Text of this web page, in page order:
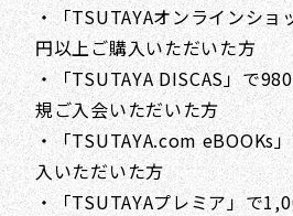
・「TSUTAYAオンラインシ
円以上ご購入いただいた方
・「TSUTAYA DISCAS」で
規ご入会いただいた方
・「TSUTAYA.com eBOOKs
入いただいた方
・「TSUTAYAプレミア」で